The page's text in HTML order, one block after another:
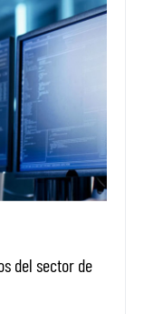
del sector de